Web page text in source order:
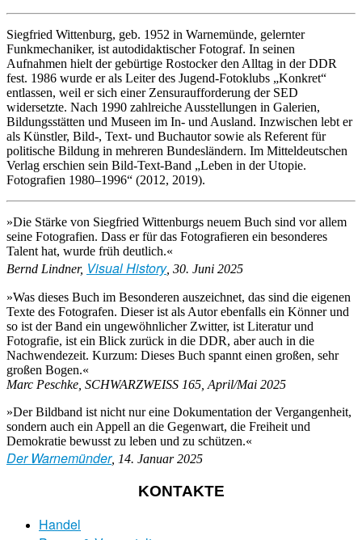
Siegfried Wittenburg, geb. 1952 in Warnemünde, gelernter
Funkmechaniker, ist autodidaktischer Fotograf. In seinen
Aufnahmen hielt der gebürtige Rostocker den Alltag in der DDR
fest. 1986 wurde er als Leiter des Jugend-Fotoklubs „Konkret“
entlassen, weil er sich einer Zensuraufforderung der SED
widersetzte. Nach 1990 zahlreiche Ausstellungen in Galerien,
Bildungsstätten und Museen im In- und Ausland. Inzwischen lebt er
als Künstler, Bild-, Text- und Buchautor sowie als Referent für
politische Bildung in mehreren Bundesländern. Im Mitteldeutschen
Verlag erschien sein Bild-Text-Band „Leben in der Utopie.
Fotografien 1980–1996“ (2012, 2019).
»Die Stärke von Siegfried Wittenburgs neuem Buch sind vor allem
seine Fotografien. Dass er für das Fotografieren ein besonderes
Talent hat, wurde früh deutlich.«
Bernd Lindner, Visual History, 30. Juni 2025
»Was dieses Buch im Besonderen auszeichnet, das sind die eigenen
Texte des Fotografen. Dieser ist als Autor ebenfalls ein Könner und
so ist der Band ein ungewöhnlicher Zwitter, ist Literatur und
Fotografie, ist ein Blick zurück in die DDR, aber auch in die
Nachwendezeit. Kurzum: Dieses Buch spannt einen großen, sehr
großen Bogen.«
Marc Peschke, SCHWARZWEISS 165, April/Mai 2025
»Der Bildband ist nicht nur eine Dokumentation der Vergangenheit,
sondern auch ein Appell an die Gegenwart, die Freiheit und
Demokratie bewusst zu leben und zu schützen.«
Der Warnemünder, 14. Januar 2025
KONTAKTE
Handel